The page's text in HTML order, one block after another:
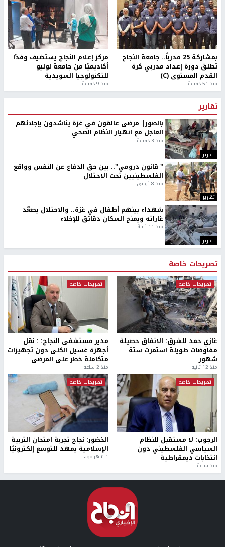
بمشاركة 25 مدرباً.. جامعة النجاح
تطلق دورة إعداد مدربي كرة
القدم المستوى (C)
منذ 51 دقيقة
مركز إعلام النجاح يستضيف وفدًا
أكاديميًا من جامعة لوليو
للتكنولوجيا السويدية
منذ 9 دقيقة
تقارير
تقارير
بالصور| مرضى عالقون في غزة يناشدون بإجلائهم
العاجل مع انهيار النظام الصحي
منذ 3 دقيقة
تقارير
" قانون درومي".. بين حق الدفاع عن النفس وواقع
الفلسطينيين تحت الاحتلال
منذ 8 ثواني
تقارير
شهداء بينهم أطفال في غزة.. والاحتلال يصعّد
غاراته ويمنح السكان دقائق للإخلاء
منذ 11 ثانية
تصريحات خاصة
تصريحات خاصة
غازي حمد للشرق: الاتفاق حصيلة
مفاوضات طويلة استمرت ستة
شهور
منذ 12 ثانية
تصريحات خاصة
مدير مستشفى النجاح: : نقل
أجهزة غسيل الكلى دون تجهيزات
متكاملة خطر على المرضى
منذ 2 ساعة
تصريحات خاصة
الرجوب: لا مستقبل للنظام
السياسي الفلسطيني دون
انتخابات ديمقراطية
منذ ساعة
تصريحات خاصة
الخضور: نجاح تجربة امتحان التربية
الإسلامية يمهد للتوسع إلكترونيًا
1 شهر ago